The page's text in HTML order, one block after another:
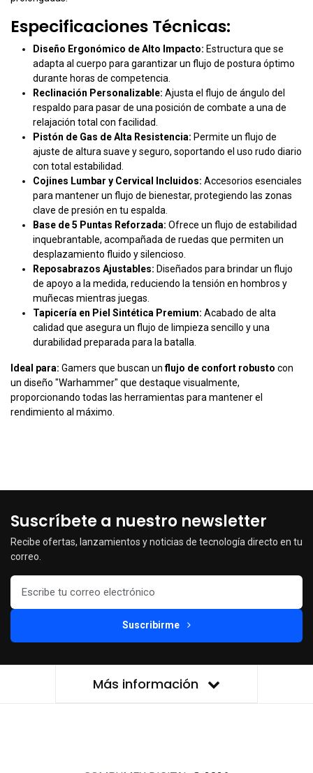
Especificaciones Técnicas:
Diseño Ergonómico de Alto Impacto: Estructura que se
adapta al cuerpo para garantizar un flujo de postura óptimo
durante horas de competencia.
Reclinación Personalizable: Ajusta el flujo de ángulo del
respaldo para pasar de una posición de combate a una de
relajación total con facilidad.
Pistón de Gas de Alta Resistencia: Permite un flujo de
ajuste de altura suave y seguro, soportando el uso rudo diario
con total estabilidad.
Cojines Lumbar y Cervical Incluidos: Accesorios esenciales
para mantener un flujo de bienestar, protegiendo las zonas
clave de presión en tu espalda.
Base de 5 Puntas Reforzada: Ofrece un flujo de estabilidad
inquebrantable, acompañada de ruedas que permiten un
desplazamiento fluido y silencioso.
Reposabrazos Ajustables: Diseñados para brindar un flujo
de apoyo a la medida, reduciendo la tensión en hombros y
muñecas mientras juegas.
Tapicería en Piel Sintética Premium: Acabado de alta
calidad que asegura un flujo de limpieza sencillo y una
durabilidad preparada para la batalla.
Ideal para: Gamers que buscan unflujo de confort robusto con
un diseño "Warhammer" que destaque visualmente,
proporcionando todas las herramientas para mantener el
rendimiento al máximo.
Suscríbete a nuestro newsletter
Recibe ofertas, lanzamientos y noticias de tecnología directo en tu
correo.
Suscribirme
Más información